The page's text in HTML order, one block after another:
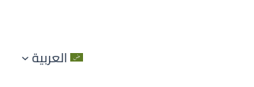
العربية